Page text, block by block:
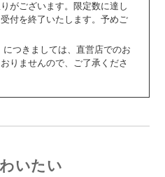
がございます。限定数に達し
付を終了いたします。予めご
につきましては、直営店でのお
りませんので、ご了承くださ
いたい